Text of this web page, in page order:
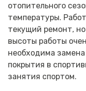
отопительного
температуры.
текущий ремонт,
высоты работы
необходима
покрытия в
занятия спортом.